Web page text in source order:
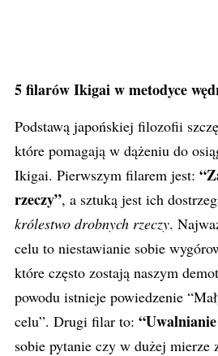
5 filarów Ikigai w metodyce
Podstawą japońskiej filozofii
które pomagają w dążeniu do
Ikigai. Pierwszym filarem jest:
rzeczy”, a sztuką jest ich
królestwo drobnych rzeczy.
celu to niestawianie sobie
które często zostają naszym
powodu istnieje powiedzenie
celu”. Drugi filar to:
sobie pytanie czy w dużej mierze